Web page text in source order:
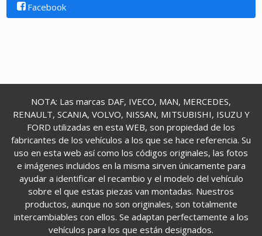
Facebook
NOTA: Las marcas DAF, IVECO, MAN, MERCEDES,
RENAULT, SCANIA, VOLVO, NISSAN, MITSUBISHI, ISUZU Y
FORD utilizadas en esta WEB, son propiedad de los
fabricantes de los vehículos a los que se hace referencia. Su
uso en esta web así como los códigos originales, las fotos
e imágenes incluidos en la misma sirven únicamente para
ayudar a identificar el recambio y el modelo del vehículo
sobre el que estas piezas van montadas. Nuestros
productos, aunque no son originales, son totalmente
intercambiables con ellos. Se adaptan perfectamente a los
vehículos para los que están designados.